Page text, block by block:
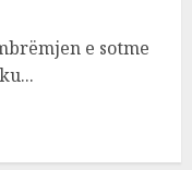
e sotme